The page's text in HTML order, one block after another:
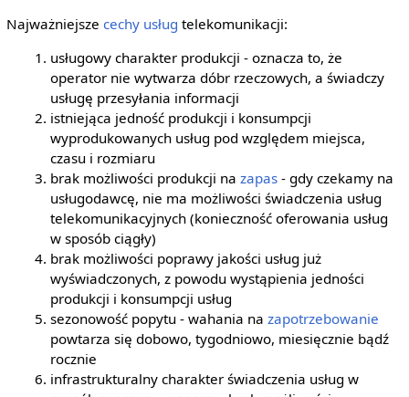
Najważniejsze cechy usług telekomunikacji:
usługowy charakter produkcji - oznacza to, że
operator nie wytwarza dóbr rzeczowych, a świadczy
usługę przesyłania informacji
istniejąca jedność produkcji i konsumpcji
wyprodukowanych usług pod względem miejsca,
czasu i rozmiaru
brak możliwości produkcji nazapas - gdy czekamy na
usługodawcę, nie ma możliwości świadczenia usług
telekomunikacyjnych (konieczność oferowania usług
w sposób ciągły)
brak możliwości poprawy jakości usług już
wyświadczonych, z powodu wystąpienia jedności
produkcji i konsumpcji usług
sezonowość popytu - wahania nazapotrzebowanie
powtarza się dobowo, tygodniowo, miesięcznie bądź
rocznie
infrastrukturalny charakter świadczenia usług w